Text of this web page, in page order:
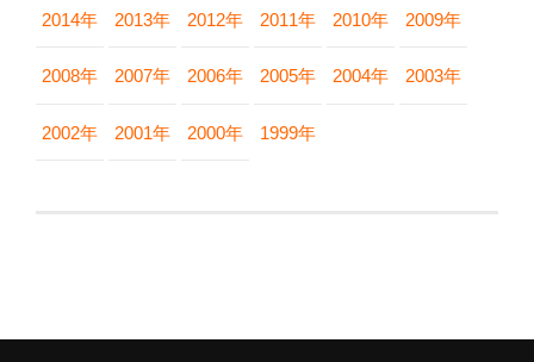
2014年 2013年 2012年 2011年 2010年 2009年
2008年 2007年 2006年 2005年 2004年 2003年
2002年 2001年 2000年 1999年